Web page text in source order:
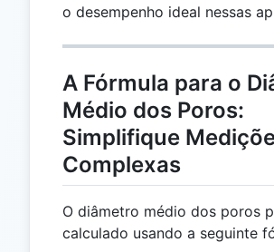
o desempenho ideal nessas
A Fórmula para o
Médio dos Poros:
Simplifique
Complexas
O diâmetro médio dos poros
calculado usando a seguinte